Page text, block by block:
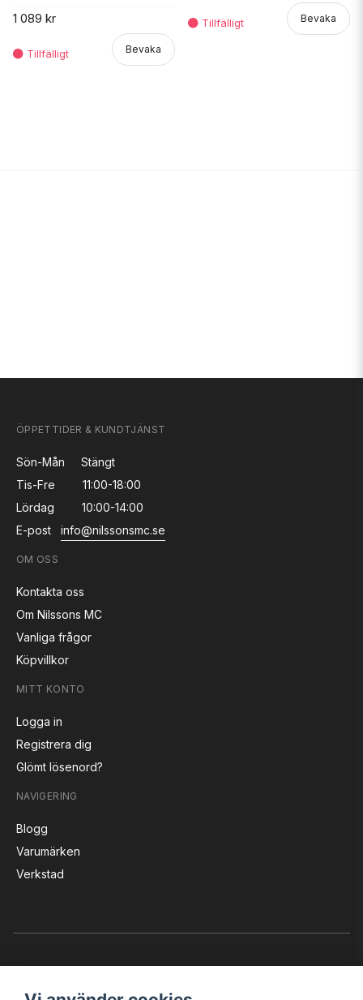
1 089 kr
Bevaka
Bevaka
ÖPPETTIDER & KUNDTJÄNST
Sön-Mån
Stängt
Tis-Fre
11:00-18:00
Lördag
10:00-14:00
E-post
info@nilssonsmc.se
OM OSS
Kontakta oss
Om Nilssons MC
Vanliga frågor
Köpvillkor
MITT KONTO
Logga in
Registrera dig
Glömt lösenord?
NAVIGERING
Blogg
Varumärken
Verkstad